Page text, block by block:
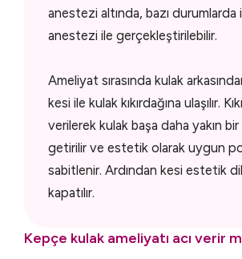
anestezi altında, bazı durumlarda
anestezi ile gerçekleştirilebilir.
Ameliyat sırasında kulak
kesi ile kulak kıkırdağına ulaşılır.
verilerek kulak başa daha yakın
getirilir ve estetik olarak uygun
sabitlenir. Ardından kesi estetik
kapatılır.
Kepçe kulak ameliyatı acı verir